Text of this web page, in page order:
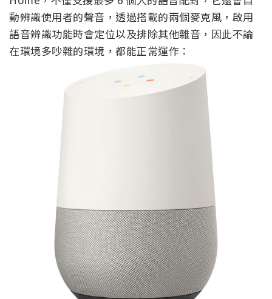
動辨識使用者的聲音，透過搭載的兩個麥克風，啟用
語音辨識功能時會定位以及排除其他雜音，因此不論
在環境多吵雜的環境，都能正常運作：